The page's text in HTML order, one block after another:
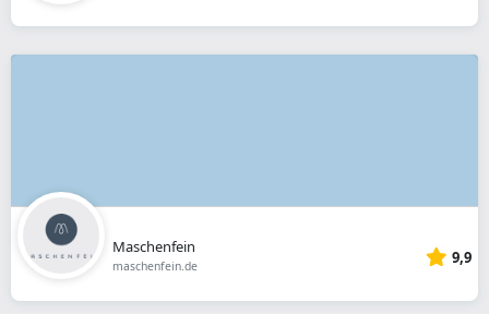
Maschenfein
maschenfein.de 9,9